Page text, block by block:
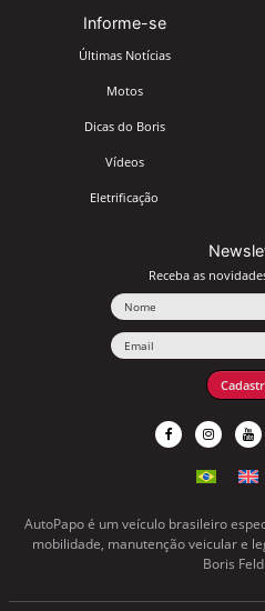
Informe-se
Últimas Notícias
Motos
Dicas do Boris
Vídeos
Eletrificação
Receba as
AutoPapo é um veículo brasileiro
mobilidade, manutenção veicular e
Boris